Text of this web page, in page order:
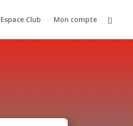
Espace Club Mon compte